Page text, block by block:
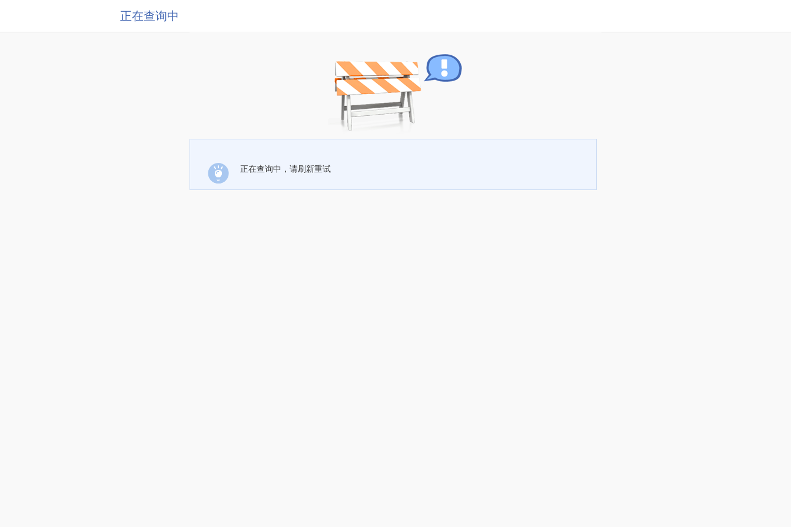
正在查询中
正在查询中，请刷新重试